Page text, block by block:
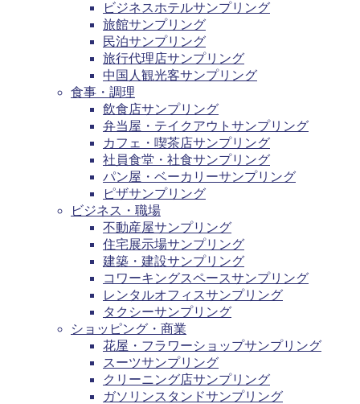
ビジネスホテルサンプリング
旅館サンプリング
民泊サンプリング
旅行代理店サンプリング
中国人観光客サンプリング
食事・調理
飲食店サンプリング
弁当屋・テイクアウトサンプリング
カフェ・喫茶店サンプリング
社員食堂・社食サンプリング
パン屋・ベーカリーサンプリング
ピザサンプリング
ビジネス・職場
不動産屋サンプリング
住宅展示場サンプリング
建築・建設サンプリング
コワーキングスペースサンプリング
レンタルオフィスサンプリング
タクシーサンプリング
ショッピング・商業
花屋・フラワーショップサンプリング
スーツサンプリング
クリーニング店サンプリング
ガソリンスタンドサンプリング